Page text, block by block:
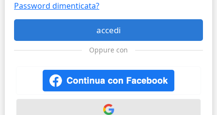
Password dimenticata?
accedi
Oppure con